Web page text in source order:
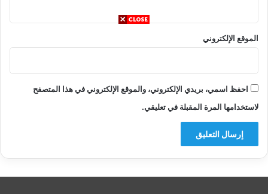
الموقع الإلكتروني
احفظ اسمي، بريدي الإلكتروني، والموقع الإلكتروني في هذا المتصفح
لاستخدامها المرة المقبلة في تعليقي.